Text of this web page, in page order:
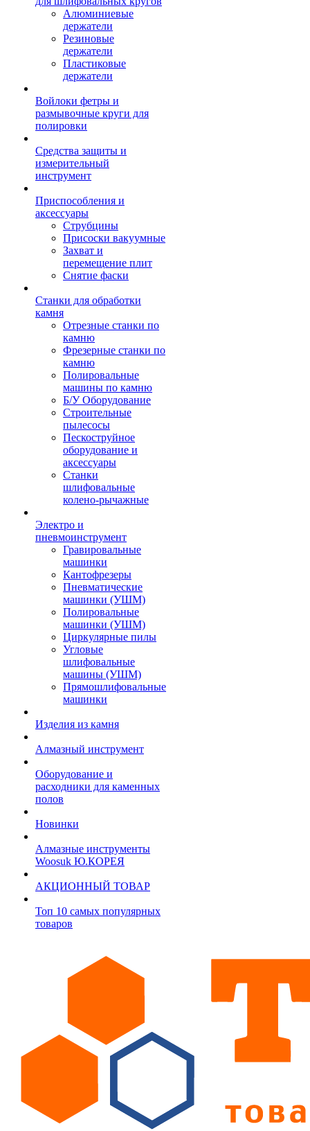
Алюминиевые
держатели
Резиновые
держатели
Пластиковые
держатели
Войлоки фетры и
размывочные круги для
полировки
Средства защиты и
измерительный
инструмент
Приспособления и
аксессуары
Струбцины
Присоски вакуумные
Захват и
перемещение плит
Снятие фаски
Станки для обработки
камня
Отрезные станки по
камню
Фрезерные станки по
камню
Полировальные
машины по камню
Б/У Оборудование
Строительные
пылесосы
Пескоструйное
оборудование и
аксессуары
Станки
шлифовальные
колено-рычажные
Электро и
пневмоинструмент
Гравировальные
машинки
Кантофрезеры
Пневматические
машинки (УШМ)
Полировальные
машинки (УШМ)
Циркулярные пилы
Угловые
шлифовальные
машины (УШМ)
Прямошлифовальные
машинки
Изделия из камня
Алмазный инструмент
Оборудование и
расходники для каменных
полов
Новинки
Алмазные инструменты
Woosuk Ю.КОРЕЯ
АКЦИОННЫЙ ТОВАР
Топ 10 самых популярных
товаров